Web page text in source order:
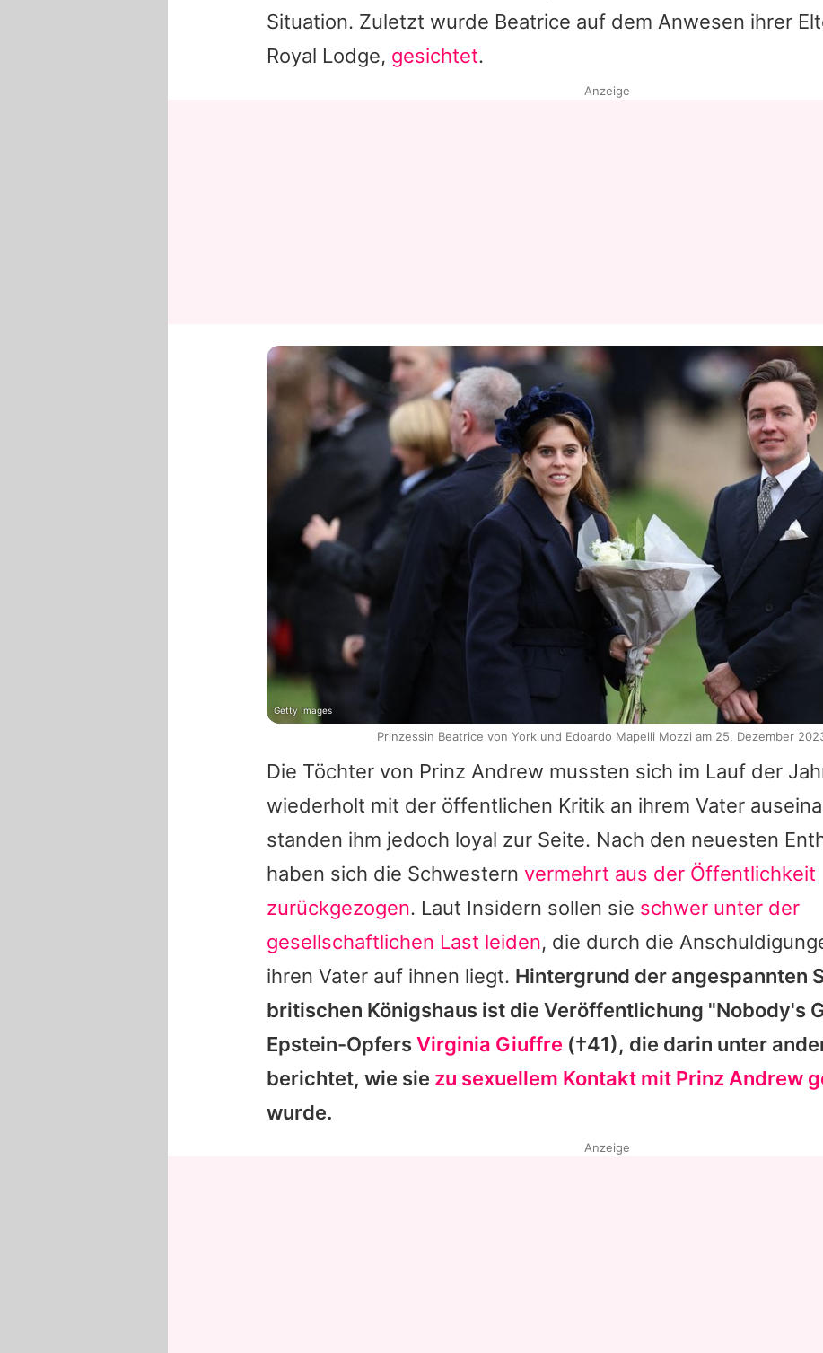
Situation. Zuletzt wurde Beatrice auf dem Anwesen ihrer
Royal Lodge, gesichtet.
Die Töchter von Prinz Andrew mussten sich im Lauf der
wiederholt mit der öffentlichen Kritik an ihrem Vater
standen ihm jedoch loyal zur Seite. Nach den neuesten
haben sich die Schwestern vermehrt aus der Öffentlichkeit
zurückgezogen. Laut Insidern sollen sie schwer unter der
gesellschaftlichen Last leiden, die durch die
ihren Vater auf ihnen liegt. Hintergrund der angespannten
britischen Königshaus ist die Veröffentlichung "Nobody's
Epstein-OpfersVirginia Giuffre (†41), die darin unter
berichtet, wie sie zu sexuellem Kontakt mit Prinz Andrew
wurde.
Anzeige
Getty Images
Prinzessin Beatrice von York und Edoardo Mapelli Mozzi am 25. Dezember
Anzeige